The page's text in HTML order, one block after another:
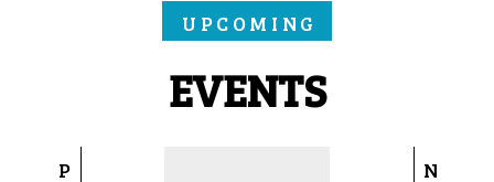
UPCOMING
EVENTS
P
N